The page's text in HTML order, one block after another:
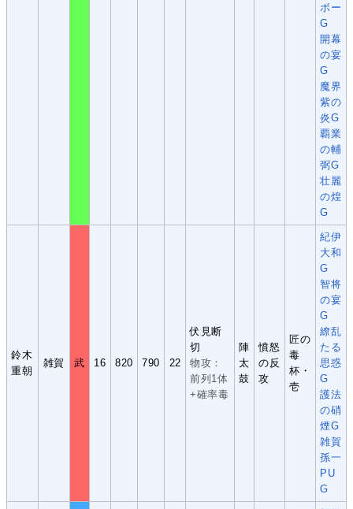
ボー
G
開幕
の宴
G
魔界
紫の
炎G
覇業
の輔
弼G
壮麗
の煌
G
鈴木
重朝
雑賀 武 16 820 790 22
伏見断
切
物攻：
前列1体
+確率毒
陣
太
鼓
憤怒
の反
攻
匠の
毒
杯・
壱
紀伊
大和
G
智将
の宴
G
繚乱
たる
思惑
G
護法
の硝
煙G
雑賀
孫一
PU
G